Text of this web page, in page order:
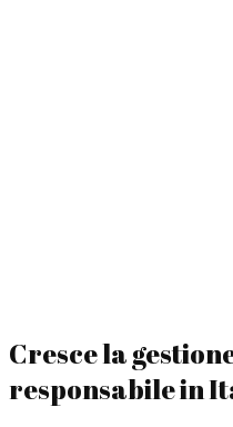
Cresce la
responsabile in